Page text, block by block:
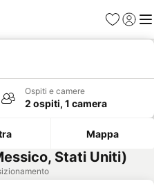
PreferitiAccedi
Ospiti e camere
2 ospiti, 1 camera
Mappa
Stati Uniti)